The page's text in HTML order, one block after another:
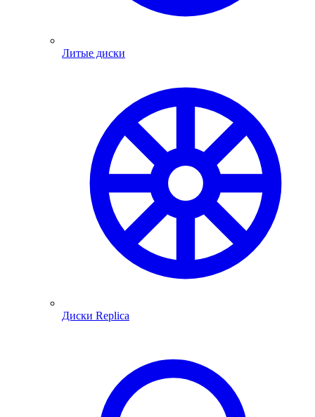
Литые диски
Диски Replica